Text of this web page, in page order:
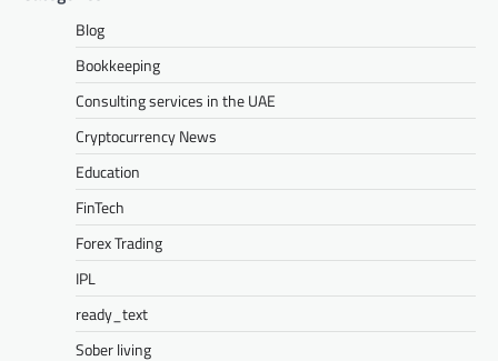
Blog
Bookkeeping
Consulting services in the UAE
Cryptocurrency News
Education
FinTech
Forex Trading
IPL
ready_text
Sober living